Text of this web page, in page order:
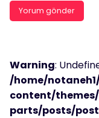
Warning:
/home/
content/
parts/posts/